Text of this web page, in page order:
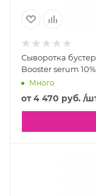
Сыворотка
Booster serum
Много
от4 470 руб. /